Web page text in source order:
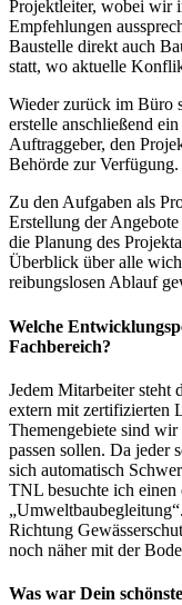
Projektleiter, wobei wir
Empfehlungen
Baustelle direkt auch
statt, wo aktuelle
Wieder zurück im Büro
erstelle anschließend
Auftraggeber, den
Behörde zur Verfügung.
Zu den Aufgaben als
Erstellung der
die Planung des
Überblick über alle
reibungslosen Ablauf
Welche
Fachbereich?
Jedem Mitarbeiter steht
extern mit zertifizierten
Themengebiete sind
passen sollen. Da jeder
sich automatisch
TNL besuchte ich einen
Richtung
noch näher mit der
Was war Dein